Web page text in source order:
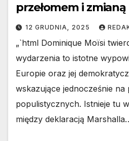
przełomem i
12 GRUDNIA, 2025
„`html Dominique Moïsi
wydarzenia to istotne
Europie oraz jej
wskazujące jednocześnie na
populistycznych. Istnieje tu
między deklaracją